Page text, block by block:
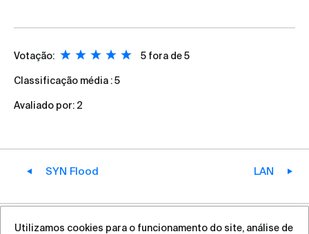
Votação: 5 fora de 5
Classificação média :5
Avaliado por: 2
SYN Flood LAN
+7 (812) 313-88-54 sales@vas.expert
Utilizamos cookies para o funcionamento do site, análise de